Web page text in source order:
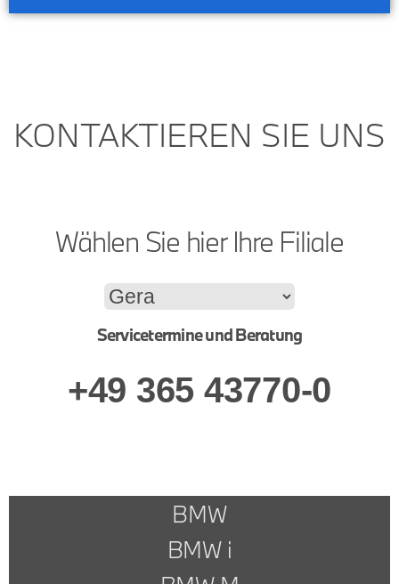
KONTAKTIEREN SIE UNS
Wählen Sie hier Ihre Filiale
Servicetermine und Beratung
+49 365 43770-0
BMW
BMW i